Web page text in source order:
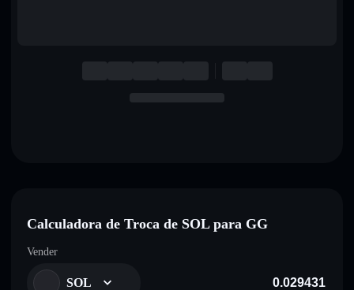
Calculadora de Troca de SOL para GG
Vender
SOL